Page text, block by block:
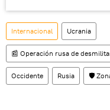
Internacional Ucrania
📰 Operación rusa de
Occidente Rusia 🛡️